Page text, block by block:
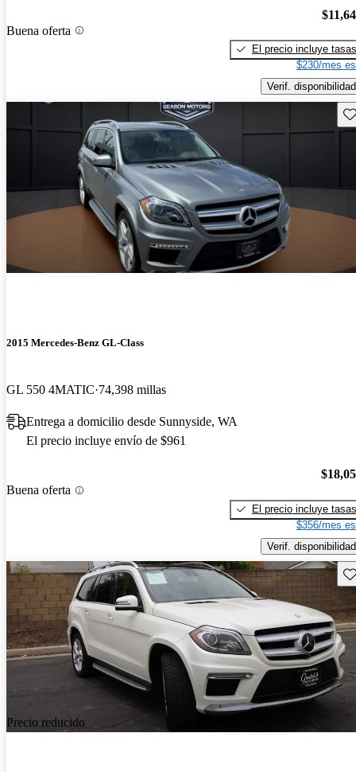
Buena oferta
El precio incluye tasas
$230/mes
Verif. disponibilidad
2015 Mercedes-Benz GL-Class
GL 550 4MATIC 74,398 millas
Entrega a domicilio desde Sunnyside, WA
El precio incluye envío de $961
Buena oferta
El precio incluye tasas
$356/mes
Verif. disponibilidad
Precio reducido